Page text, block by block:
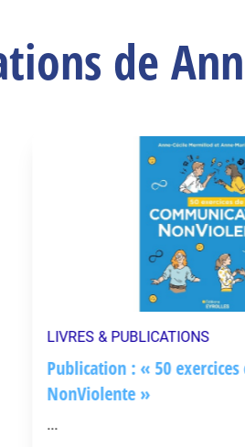
de
LIVRES & PUBLICATIONS
Publication : « 50
NonViolente »
...